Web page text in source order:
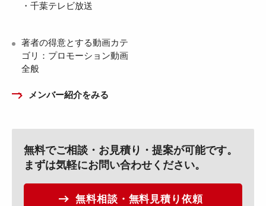
・千葉テレビ放送
著者の得意とする動画カテ
ゴリ：プロモーション動画
全般
メンバー紹介をみる
無料でご相談・お見積り・提案が可能です。
まずは気軽にお問い合わせください。
無料相談・無料見積り依頼